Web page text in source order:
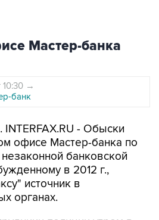
Мастер-банка
10:30 →
банк
- Обыски
офисе Мастер-банка по
банковской
в 2012 г.,
источник в
органах.